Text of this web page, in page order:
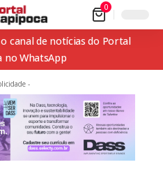
0
canal de notícias do Portal
no WhatsApp
-